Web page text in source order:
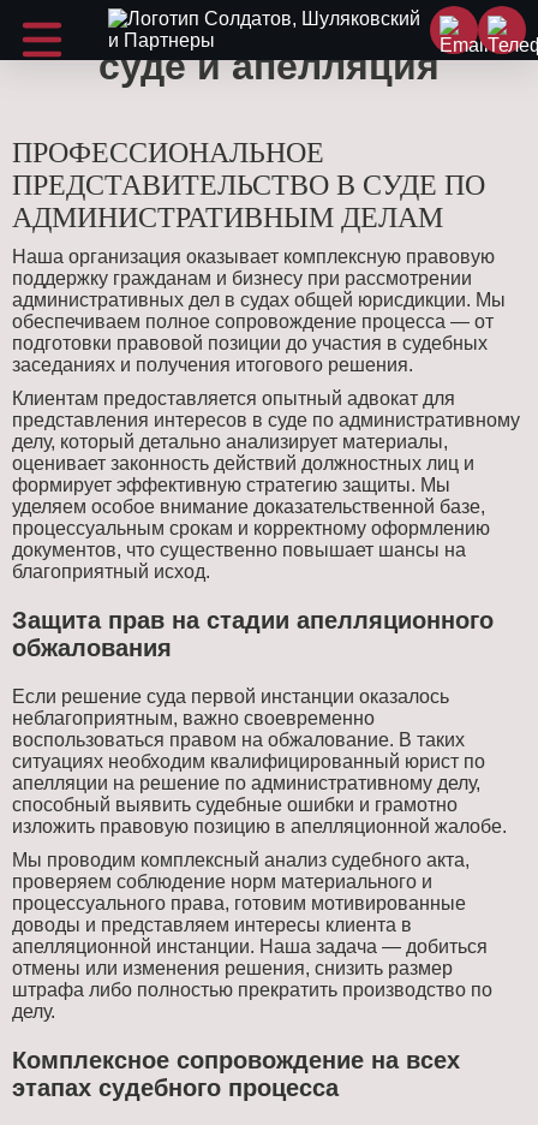
Представительство в
суде и апелляция
ПРОФЕССИОНАЛЬНОЕ
ПРЕДСТАВИТЕЛЬСТВО В СУДЕ ПО
АДМИНИСТРАТИВНЫМ ДЕЛАМ
Наша организация оказывает комплексную правовую
поддержку гражданам и бизнесу при рассмотрении
административных дел в судах общей юрисдикции. Мы
обеспечиваем полное сопровождение процесса — от
подготовки правовой позиции до участия в судебных
заседаниях и получения итогового решения.
Клиентам предоставляется опытный адвокат для
представления интересов в суде по административному
делу, который детально анализирует материалы,
оценивает законность действий должностных лиц и
формирует эффективную стратегию защиты. Мы
уделяем особое внимание доказательственной базе,
процессуальным срокам и корректному оформлению
документов, что существенно повышает шансы на
благоприятный исход.
Защита прав на стадии апелляционного
обжалования
Если решение суда первой инстанции оказалось
неблагоприятным, важно своевременно
воспользоваться правом на обжалование. В таких
ситуациях необходим квалифицированный юрист по
апелляции на решение по административному делу,
способный выявить судебные ошибки и грамотно
изложить правовую позицию в апелляционной жалобе.
Мы проводим комплексный анализ судебного акта,
проверяем соблюдение норм материального и
процессуального права, готовим мотивированные
доводы и представляем интересы клиента в
апелляционной инстанции. Наша задача — добиться
отмены или изменения решения, снизить размер
штрафа либо полностью прекратить производство по
делу.
Комплексное сопровождение на всех
этапах судебного процесса